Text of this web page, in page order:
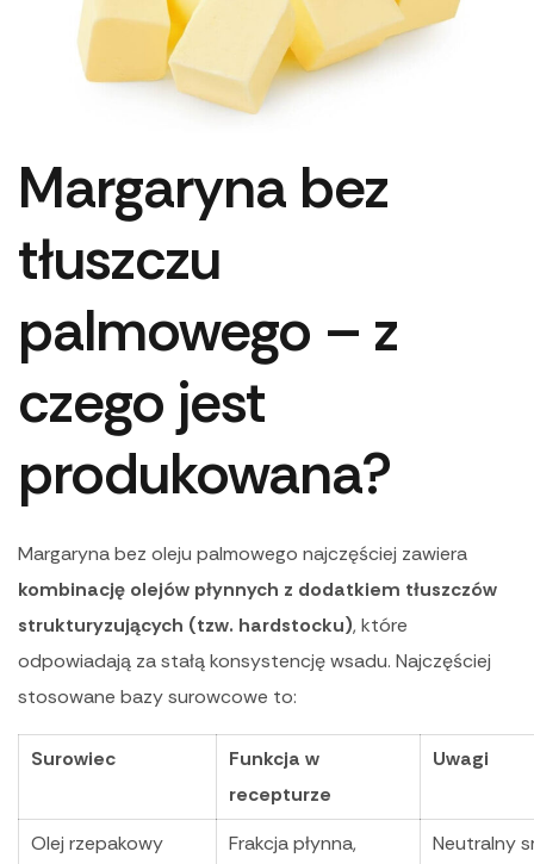
Margaryna bez
tłuszczu
palmowego – z
czego jest
produkowana?
Margaryna bez oleju palmowego najczęściej zawiera
kombinację olejów płynnych z dodatkiem tłuszczów
strukturyzujących (tzw. hardstocku), które
odpowiadają za stałą konsystencję wsadu. Najczęściej
stosowane bazy surowcowe to:
Surowiec
Funkcja w
recepturze
Uwagi
Olej rzepakowy
Frakcja płynna,
Neutralny